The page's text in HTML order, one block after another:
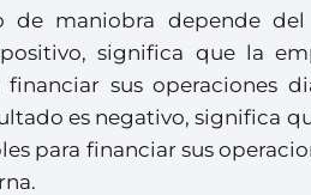
de maniobra depende
significa que la
financiar sus operaciones
es negativo, significa
para financiar sus